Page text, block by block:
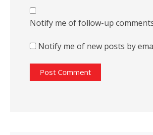
Notify me of follow-up
Notify me of new posts by